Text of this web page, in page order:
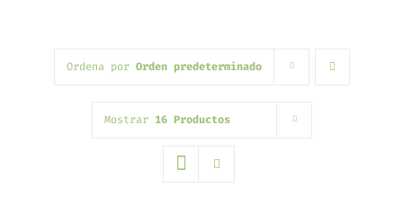
Ordena por Orden predeterminado
Mostrar 16 Productos